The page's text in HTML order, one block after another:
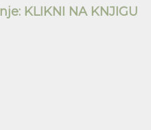
KLIKNI NA KNJIGU